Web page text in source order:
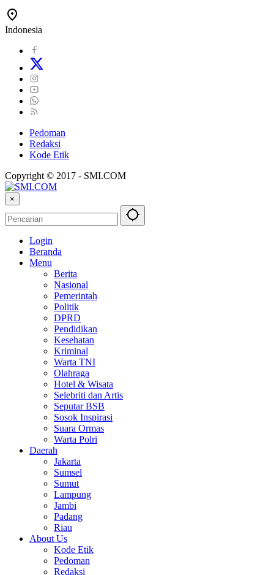
Indonesia
Pedoman
Redaksi
Kode Etik
Copyright © 2017 - SMI.COM
×
Login
Beranda
Menu
Berita
Nasional
Pemerintah
Politik
DPRD
Pendidikan
Kesehatan
Kriminal
Warta TNI
Olahraga
Hotel & Wisata
Selebriti dan Artis
Seputar BSB
Sosok Inspirasi
Suara Ormas
Warta Polri
Daerah
Jakarta
Sumsel
Sumut
Lampung
Jambi
Padang
Riau
About Us
Kode Etik
Pedoman
Redaksi